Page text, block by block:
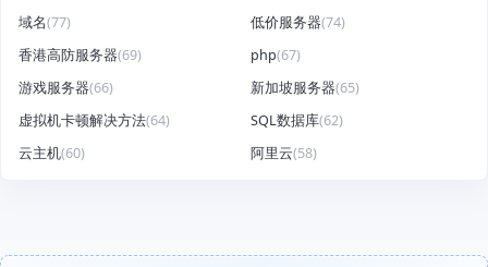
域名(77) 低价服务器(74)
香港高防服务器(69) php(67)
游戏服务器(66) 新加坡服务器(65)
虚拟机卡顿解决方法(64) SQL数据库(62)
云主机(60) 阿里云(58)